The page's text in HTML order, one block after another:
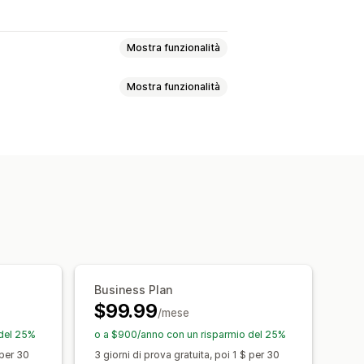
Mostra funzionalità
Irlanda
Regno Unito Romania
Mostra funzionalità
25%
30
Business Plan
$99.99/mese
o a $900/anno con un risparmio del 25%
3 giorni di prova gratuita, poi 1 $ per 30